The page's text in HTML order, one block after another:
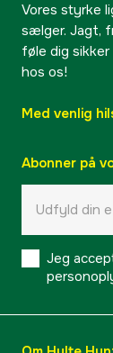
Vores styrke
sælger. Jagt,
føle dig
hos os!
Med venlig
Abonner på
Jeg